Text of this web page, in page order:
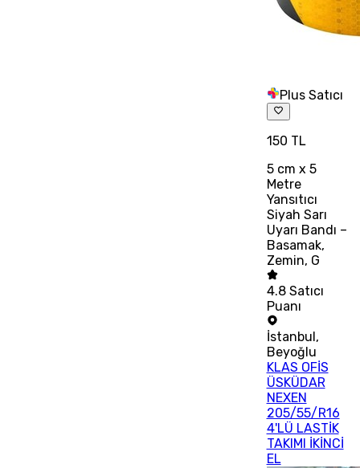
Plus Satıcı
150 TL
5 cm x 5
Metre
Yansıtıcı
Siyah Sarı
Uyarı Bandı –
Basamak,
Zemin, G
4.8 Satıcı
Puanı
İstanbul ,
Beyoğlu
KLAS OFİS
ÜSKÜDAR
NEXEN
205/55/R16
4'LÜ LASTİK
TAKIMI İKİNCİ
EL